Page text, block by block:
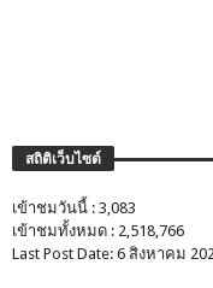
สถิติเว็บไซต์
เข้าชมวันนี้ : 3,083
เข้าชมทั้งหมด : 2,518,766
Last Post Date: 6 สิงหาคม